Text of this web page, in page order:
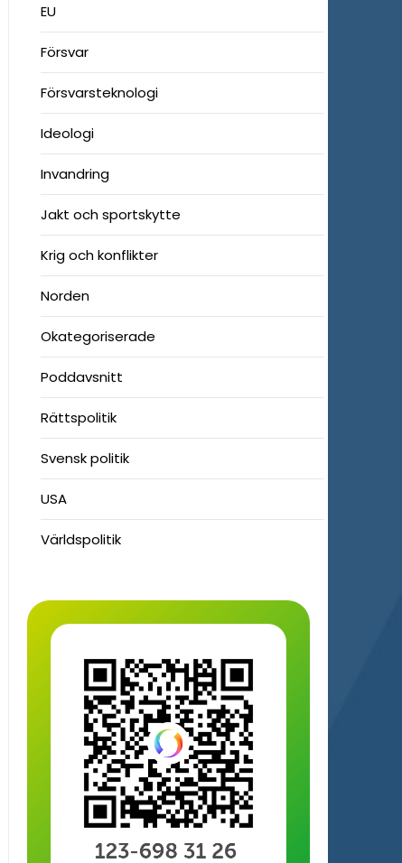
EU
Försvar
Försvarsteknologi
Ideologi
Invandring
Jakt och sportskytte
Krig och konflikter
Norden
Okategoriserade
Poddavsnitt
Rättspolitik
Svensk politik
USA
Världspolitik